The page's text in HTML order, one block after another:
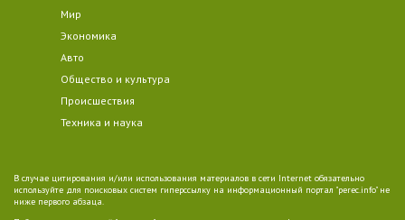
Мир
Экономика
Авто
Общество и культура
Происшествия
Техника и наука
В случае цитирования и/или использования материалов в сети Internet обязательно
используйте для поисковых систем гиперссылку на информационный портал "perec.info" не
ниже первого абзаца.